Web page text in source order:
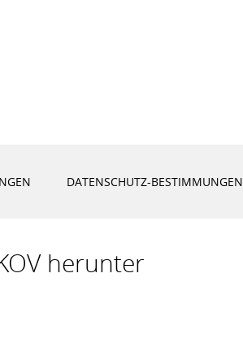
DATENSCHUTZ-BESTIMMUNGEN
herunter